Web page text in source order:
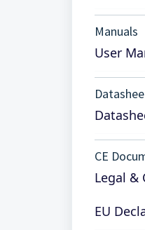
Manuals
User
CE
Legal &
EU